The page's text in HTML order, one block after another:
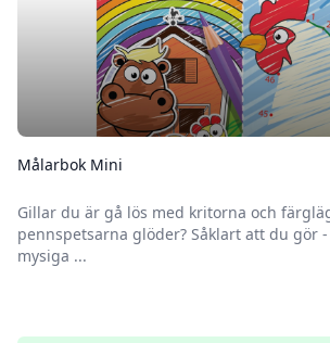
Målarbok Mini
Gillar du är gå lös med kritorna och
pennspetsarna glöder? Såklart att du gör
mysiga ...